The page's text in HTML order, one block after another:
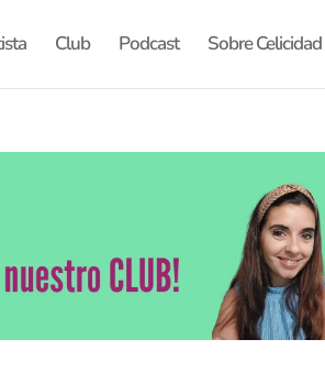
Club Podcast Sobre Celicidad